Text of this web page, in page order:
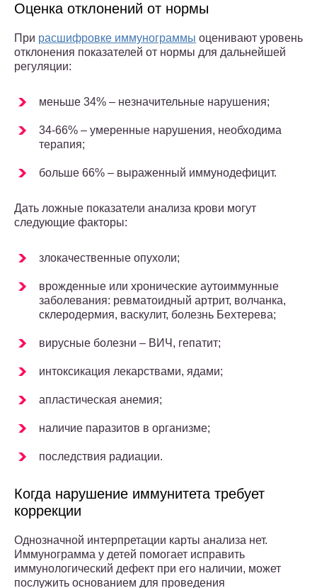
Оценка отклонений от нормы
При расшифровке иммунограммы оценивают уровень
отклонения показателей от нормы для дальнейшей
регуляции:
меньше 34% – незначительные нарушения;
34-66% – умеренные нарушения, необходима
терапия;
больше 66% – выраженный иммунодефицит.
Дать ложные показатели анализа крови могут
следующие факторы:
злокачественные опухоли;
врожденные или хронические аутоиммунные
заболевания: ревматоидный артрит, волчанка,
склеродермия, васкулит, болезнь Бехтерева;
вирусные болезни – ВИЧ, гепатит;
интоксикация лекарствами, ядами;
апластическая анемия;
наличие паразитов в организме;
последствия радиации.
Когда нарушение иммунитета требует
коррекции
Однозначной интерпретации карты анализа нет.
Иммунограмма у детей помогает исправить
иммунологический дефект при его наличии, может
послужить основанием для проведения